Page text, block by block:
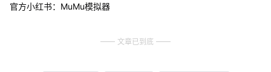
官方小红书：MuMu模拟器
文章已到底